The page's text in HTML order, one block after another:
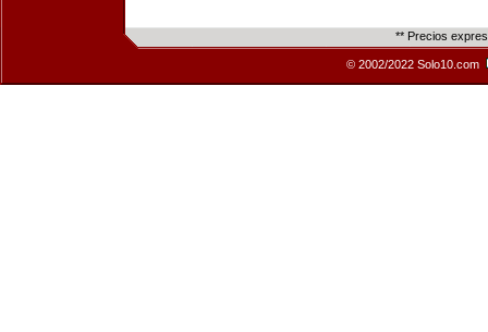
** Precios
© 2002/2022 Solo10.com